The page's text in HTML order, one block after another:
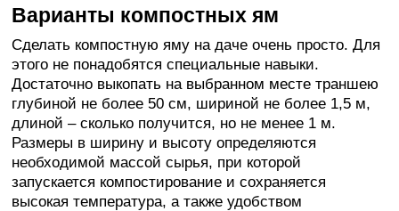
Варианты компостных ям
Сделать компостную яму на даче очень просто. Для
этого не понадобятся специальные навыки.
Достаточно выкопать на выбранном месте траншею
глубиной не более 50 см, шириной не более 1,5 м,
длиной – сколько получится, но не менее 1 м.
Размеры в ширину и высоту определяются
необходимой массой сырья, при которой
запускается компостирование и сохраняется
высокая температура, а также удобством